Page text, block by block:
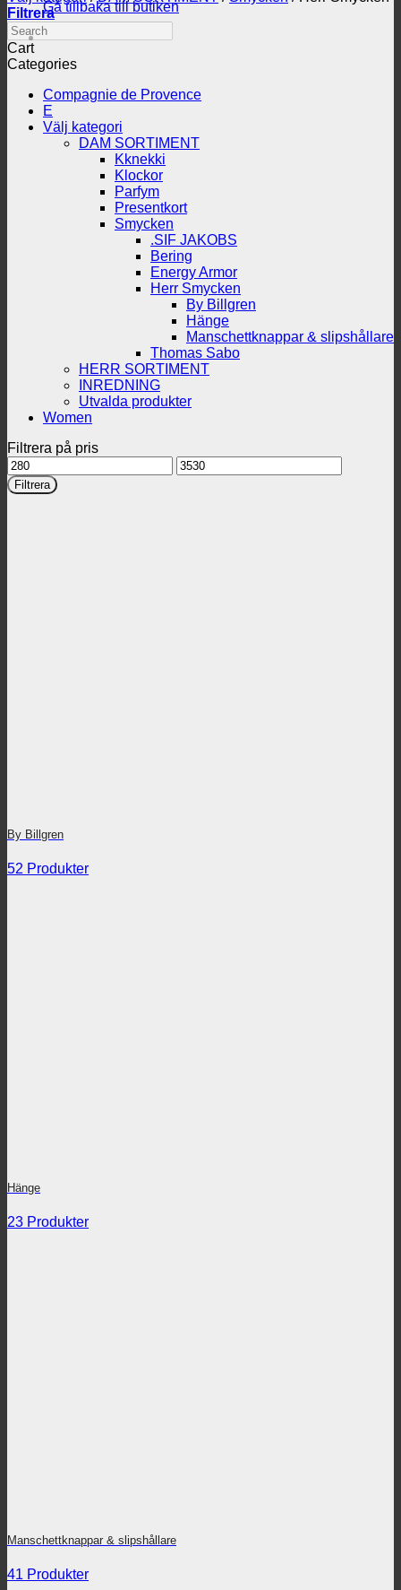
Gå tillbaka till butiken
Filtrera
Search
Cart
Categories
Compagnie de Provence
E
Välj kategori
DAM SORTIMENT
Kknekki
Klockor
Parfym
Presentkort
Smycken
.SIF JAKOBS
Bering
Energy Armor
Herr Smycken
By Billgren
Hänge
Manschettknappar & slipshållare
Thomas Sabo
HERR SORTIMENT
INREDNING
Utvalda produkter
Women
Filtrera på pris
Min
pris
Max
pris
Filtrera
By Billgren
52 Produkter
Hänge
23 Produkter
Manschettknappar & slipshållare
41 Produkter